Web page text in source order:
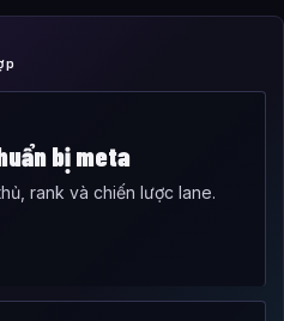
bị meta
rank và chiến lược lane.